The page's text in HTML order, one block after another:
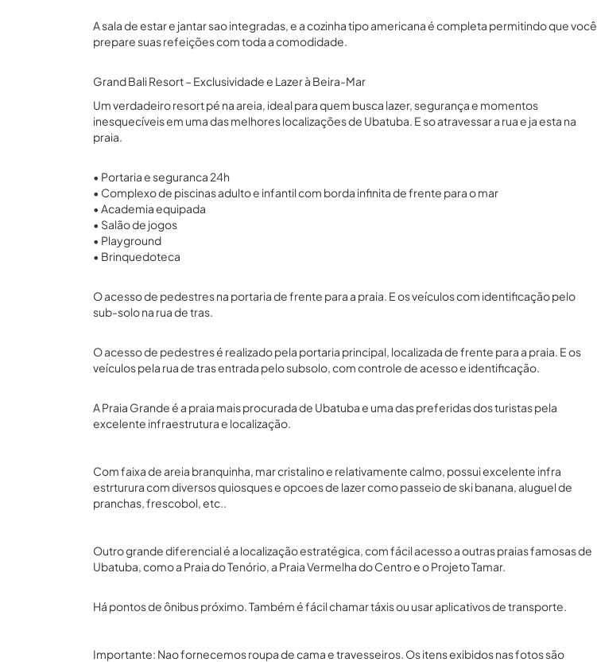
A sala de estar e jantar sao integradas, e a cozinha tipo americana é completa permitindo que você
prepare suas refeições com toda a comodidade.
Grand Bali Resort – Exclusividade e Lazer à Beira-Mar
Um verdadeiro resort pé na areia, ideal para quem busca lazer, segurança e momentos
inesquecíveis em uma das melhores localizações de Ubatuba. E so atravessar a rua e ja esta na
praia.
• Portaria e seguranca 24h
• Complexo de piscinas adulto e infantil com borda infinita de frente para o mar
• Academia equipada
• Salão de jogos
• Playground
• Brinquedoteca
O acesso de pedestres na portaria de frente para a praia. E os veículos com identificação pelo
sub-solo na rua de tras.
O acesso de pedestres é realizado pela portaria principal, localizada de frente para a praia. E os
veículos pela rua de tras entrada pelo subsolo, com controle de acesso e identificação.
A Praia Grande é a praia mais procurada de Ubatuba e uma das preferidas dos turistas pela
excelente infraestrutura e localização.
Com faixa de areia branquinha, mar cristalino e relativamente calmo, possui excelente infra
estrturura com diversos quiosques e opcoes de lazer como passeio de ski banana, aluguel de
pranchas, frescobol, etc..
Outro grande diferencial é a localização estratégica, com fácil acesso a outras praias famosas de
Ubatuba, como a Praia do Tenório, a Praia Vermelha do Centro e o Projeto Tamar.
Há pontos de ônibus próximo. Também é fácil chamar táxis ou usar aplicativos de transporte.
Importante: Nao fornecemos roupa de cama e travesseiros. Os itens exibidos nas fotos são